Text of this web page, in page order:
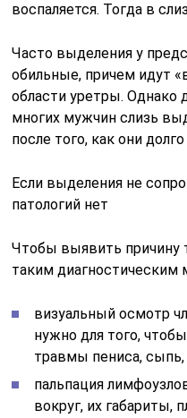
воспаляется. Тогда в
Часто выделения у
обильные, причем идут
области уретры. Однако
многих мужчин слизь
после того, как они
Если выделения не
патологий нет
Чтобы выявить причину
таким диагностическим
визуальный осмотр
нужно для того,
травмы пениса, сыпь,
пальпация
вокруг, их габариты,